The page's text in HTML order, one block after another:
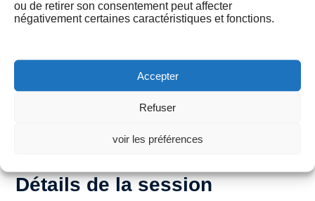
ou de retirer son consentement peut affecter
négativement certaines caractéristiques et fonctions.
Accepter
Refuser
voir les préférences
Formation accessible aux personnes en
Par : Téléphone au : 01.84.60.88.22
formation@quiz-coach.com
Détails de la session